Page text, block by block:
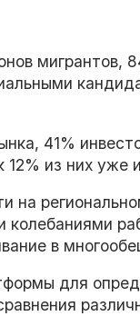
мигрантов,
41%
12% из них уже
на
колебаниями
в
для